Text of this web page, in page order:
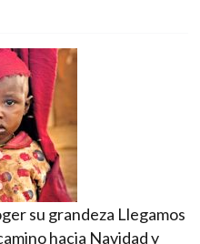
su grandeza Llegamos
hacia Navidad y